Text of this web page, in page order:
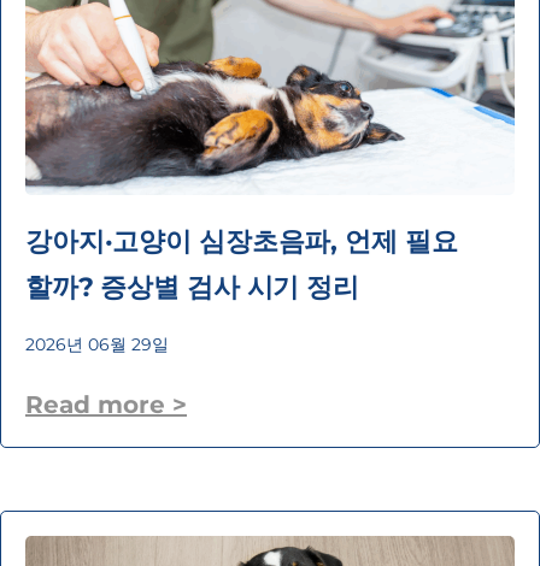
강아지·고양이 심장초음파, 언제 필요
할까? 증상별 검사 시기 정리
2026년 06월 29일
Read more >